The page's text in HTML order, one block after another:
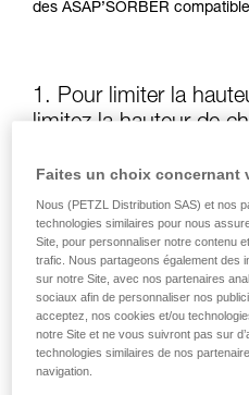
des ASAP’SORBER
1. Pour limiter la
limitez la hauteur de
La position de l’ASAP ou de
l’utilisateur, influe sur la
longueur de déchirement de
deux éléments augmentent le
Gardez autant que possible
dessus du point d’attache de
Faites un choix concernant
Nous (PETZL Distribution SAS) et nos
technologies similaires pour nous
Site, pour personnaliser notre contenu
trafic. Nous partageons également des
sur notre Site, avec nos partenaires
sociaux afin de personnaliser nos
acceptez, nos cookies et/ou
notre Site et ne vous suivront pas sur
technologies similaires de nos
navigation.